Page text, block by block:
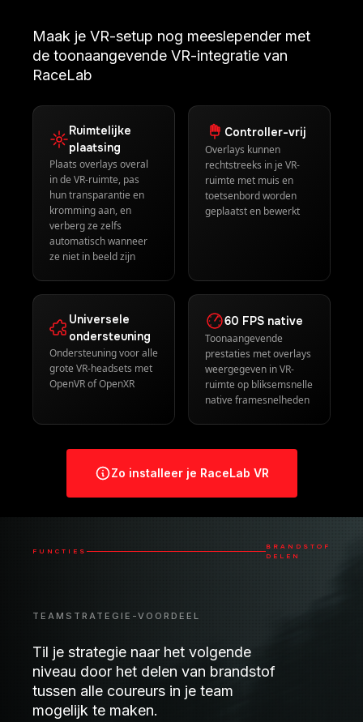
Maak je VR-setup nog meeslepender met
de toonaangevende VR-integratie van
RaceLab
Ruimtelijke
plaatsing
Plaats overlays overal
in de VR-ruimte, pas
hun transparantie en
kromming aan, en
verberg ze zelfs
automatisch wanneer
ze niet in beeld zijn
Controller-vrij
Overlays kunnen
rechtstreeks in je VR-
ruimte met muis en
toetsenbord worden
geplaatst en bewerkt
Universele
ondersteuning
Ondersteuning voor alle
grote VR-headsets met
OpenVR of OpenXR
60 FPS native
Toonaangevende
prestaties met overlays
weergegeven in VR-
ruimte op bliksemsnelle
native framesnelheden
Zo installeer je RaceLab VR
FUNCTIES
BRANDSTOF
DELEN
TEAMSTRATEGIE-VOORDEEL
Til je strategie naar het volgende
niveau door het delen van brandstof
tussen alle coureurs in je team
mogelijk te maken.